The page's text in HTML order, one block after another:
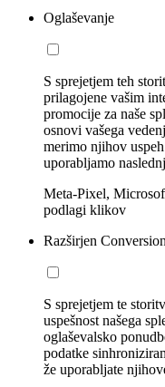
Oglaševanje
S sprejetjem teh
prilagojene vašim
promocije za naše
osnovi vašega
merimo njihov
uporabljamo
Meta-Pixel,
podlagi klikov
Razširjen
S sprejetjem te
uspešnost našega
oglaševalsko
podatke
že uporabljate